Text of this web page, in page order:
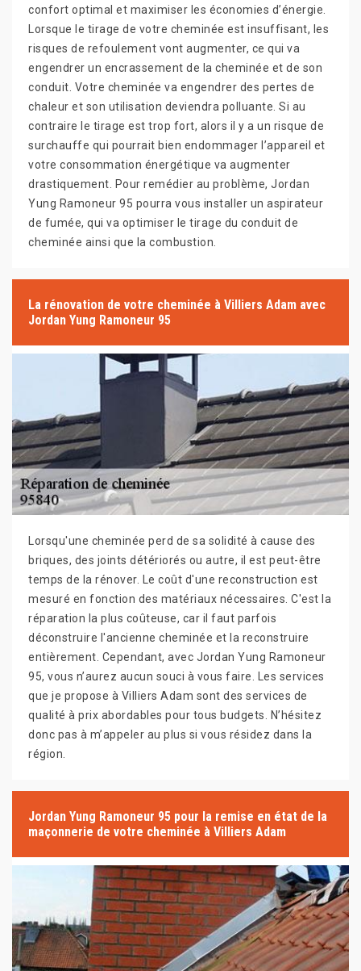
confort optimal et maximiser les économies d’énergie.
Lorsque le tirage de votre cheminée est insuffisant, les
risques de refoulement vont augmenter, ce qui va
engendrer un encrassement de la cheminée et de son
conduit. Votre cheminée va engendrer des pertes de
chaleur et son utilisation deviendra polluante. Si au
contraire le tirage est trop fort, alors il y a un risque de
surchauffe qui pourrait bien endommager l’appareil et
votre consommation énergétique va augmenter
drastiquement. Pour remédier au problème, Jordan
Yung Ramoneur 95 pourra vous installer un aspirateur
de fumée, qui va optimiser le tirage du conduit de
cheminée ainsi que la combustion.
La rénovation de votre cheminée à Villiers Adam avec
Jordan Yung Ramoneur 95
Lorsqu'une cheminée perd de sa solidité à cause des
briques, des joints détériorés ou autre, il est peut-être
temps de la rénover. Le coût d'une reconstruction est
mesuré en fonction des matériaux nécessaires. C'est la
réparation la plus coûteuse, car il faut parfois
déconstruire l'ancienne cheminée et la reconstruire
entièrement. Cependant, avec Jordan Yung Ramoneur
95, vous n’aurez aucun souci à vous faire. Les services
que je propose à Villiers Adam sont des services de
qualité à prix abordables pour tous budgets. N’hésitez
donc pas à m’appeler au plus si vous résidez dans la
région.
Jordan Yung Ramoneur 95 pour la remise en état de la
maçonnerie de votre cheminée à Villiers Adam